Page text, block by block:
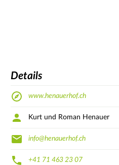
Details
www.henauerhof.ch
Kurt und Roman Henauer
info@henauerhof.ch
+41 71 463 23 07